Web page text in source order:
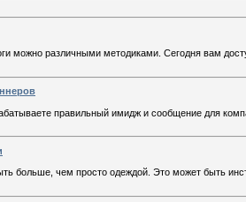
можно различными методиками. Сегодня вам
правильный имидж и сообщение для
больше, чем просто одеждой. Это может быть